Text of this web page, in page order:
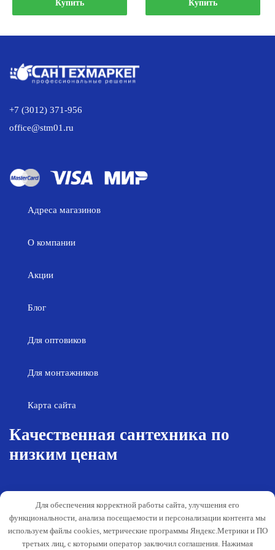
составляла
1
315.00 р..
Купить
составляла
3
147.00
Купить
+7 (3012) 371-956
office@stm01.ru
Адреса магазинов
О компании
Акции
Блог
Для оптовиков
Для монтажников
Карта сайта
Качественная сантехника по
низким ценам
Гарантия и обслуживание
Публичная оферта
данных
Для обеспечения корректной работы сайта, улучшения его
функциональности, анализа посещаемости и персонализации контента мы
используем файлы cookies, метрические программы Яндекс.Метрики и ПО
третьих лиц, с которыми оператор заключил соглашения. Нажимая